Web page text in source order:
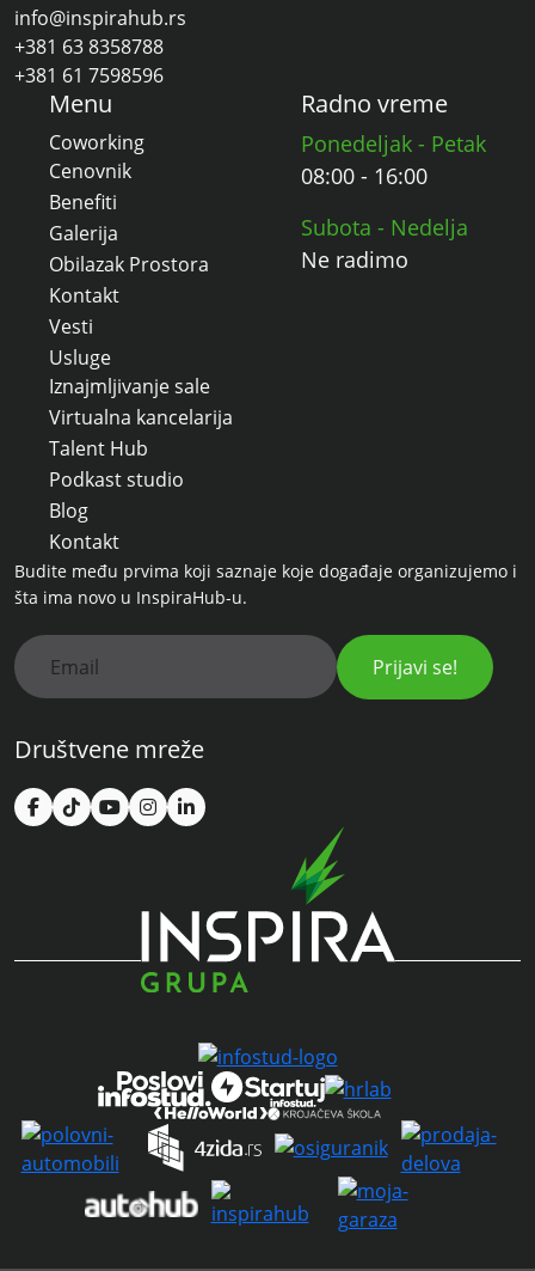
info@inspirahub.rs
+381 63 8358788
+381 61 7598596
Menu
Coworking
Cenovnik
Benefiti
Galerija
Obilazak Prostora
Kontakt
Vesti
Usluge
Iznajmljivanje sale
Virtualna kancelarija
Talent Hub
Podkast studio
Blog
Kontakt
Radno vreme
Ponedeljak - Petak
08:00 - 16:00
Subota - Nedelja
Ne radimo
Budite među prvima koji saznaje koje događaje organizujemo i
šta ima novo u InspiraHub-u.
Prijavi se!
Društvene mreže